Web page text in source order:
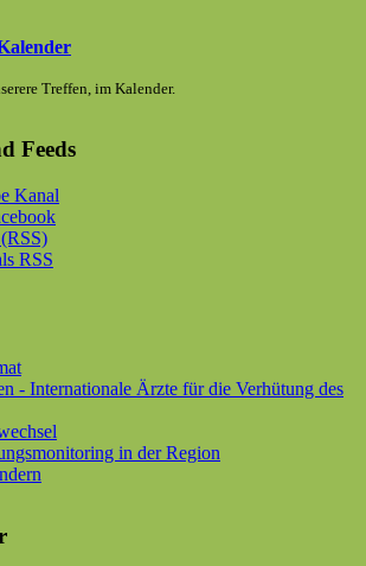
Treffen, im Kalender.
Feeds
Kanal
RSS
- Internationale Ärzte für die Verhütung des
in der Region